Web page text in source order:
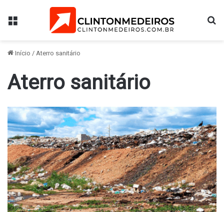
Menu
Início / Aterro sanitário
Aterro sanitário